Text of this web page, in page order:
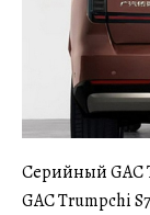
Серийный GAC
GAC Trumpchi